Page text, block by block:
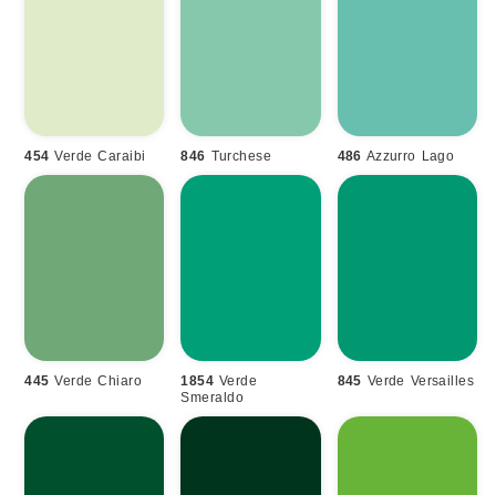
454 Verde Caraibi 846 Turchese 486 Azzurro Lago
445 Verde Chiaro 1854 Verde
Smeraldo
845 Verde Versailles